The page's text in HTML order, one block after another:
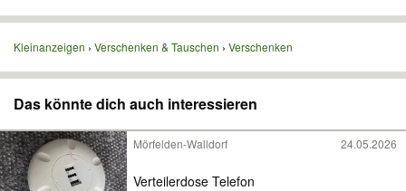
Kleinanzeigen Verschenken & Tauschen Verschenken
Das könnte dich auch interessieren
Mörfelden-Walldorf 24.05.2026
Verteilerdose Telefon